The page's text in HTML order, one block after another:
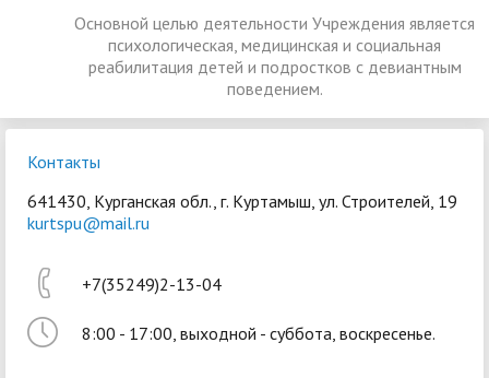
Основной целью деятельности Учреждения является
психологическая, медицинская и социальная
реабилитация детей и подростков с девиантным
поведением.
Войти
Контакты
641430, Курганская обл., г. Куртамыш, ул. Строителей, 19
kurtspu@mail.ru
+7(35249)2-13-04
8:00 - 17:00, выходной - суббота, воскресенье.